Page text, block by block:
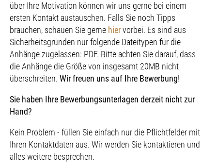
über Ihre Motivation können wir uns gerne bei einem
ersten Kontakt austauschen. Falls Sie noch Tipps
brauchen, schauen Sie gerne hiervorbei. Es sind aus
Sicherheitsgründen nur folgende Dateitypen für die
Anhänge zugelassen: PDF. Bitte achten Sie darauf, dass
die Anhänge die Größe von insgesamt 20MB nicht
überschreiten. Wir freuen uns auf Ihre Bewerbung!
Sie haben Ihre Bewerbungsunterlagen derzeit nicht zur
Hand?
Kein Problem - füllen Sie einfach nur die Pflichtfelder mit
Ihren Kontaktdaten aus. Wir werden Sie kontaktieren und
alles weitere besprechen.